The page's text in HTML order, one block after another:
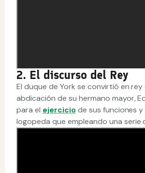
2. El discurso del Rey
El duque de York se convirtió en
abdicación de su hermano mayor,
para el ejerciciode sus funciones
logopeda que empleando una